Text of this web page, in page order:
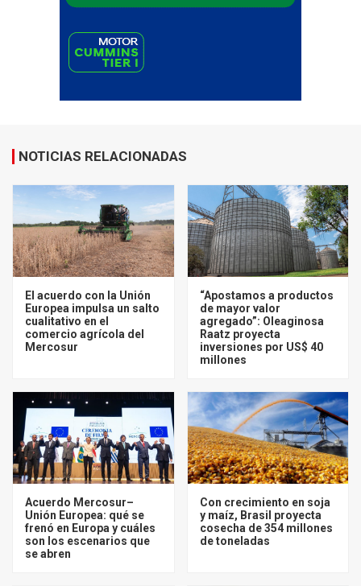
NOTICIAS RELACIONADAS
El acuerdo con la Unión
Europea impulsa un salto
cualitativo en el
comercio agrícola del
Mercosur
“Apostamos a productos
de mayor valor
agregado”: Oleaginosa
Raatz proyecta
inversiones por US$ 40
millones
Acuerdo Mercosur–
Unión Europea: qué se
frenó en Europa y cuáles
son los escenarios que
se abren
Con crecimiento en soja
y maíz, Brasil proyecta
cosecha de 354 millones
de toneladas